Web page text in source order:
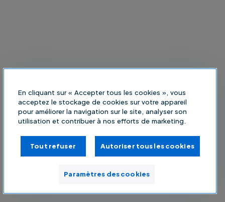
En cliquant sur « Accepter tous les cookies », vous
acceptez le stockage de cookies sur votre appareil
pour améliorer la navigation sur le site, analyser son
utilisation et contribuer à nos efforts de marketing.
Tout refuser Autoriser tous les cookies
Paramètres des cookies